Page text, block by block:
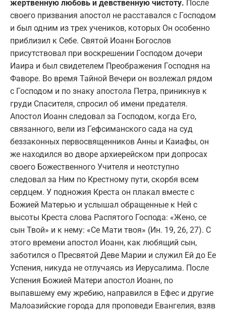
жертвенную любовь и девственную чистоту. После
своего призвания апостол не расставался с Господом
и был одним из трех учеников, которых Он особенно
приблизил к Себе. Святой Иоанн Богослов
присутствовал при воскрешении Господом дочери
Иаира и был свидетелем Преображения Господня на
Фаворе. Во время Тайной Вечери он возлежал рядом
с Господом и по знаку апостола Петра, приникнув к
груди Спасителя, спросил об имени предателя.
Апостол Иоанн следовал за Господом, когда Его,
связанного, вели из Гефсиманского сада на суд
беззаконных первосвященников Анны и Каиафы, он
же находился во дворе архиерейском при допросах
своего Божественного Учителя и неотступно
следовал за Ним по Крестному пути, скорбя всем
сердцем. У подножия Креста он плакал вместе с
Божией Матерью и услышал обращенные к Ней с
высоты Креста слова Распятого Господа: «Жено, се
сын Твой» и к нему: «Се Мати твоя» (Ин. 19, 26, 27). С
этого времени апостол Иоанн, как любящий сын,
заботился о Пресвятой Деве Марии и служил Ей до Ее
Успения, никуда не отлучаясь из Иерусалима. После
Успения Божией Матери апостол Иоанн, по
выпавшему ему жребию, направился в Ефес и другие
Малоазийские города для проповеди Евангелия, взяв